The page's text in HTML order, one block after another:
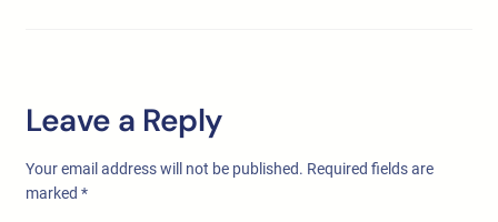
Leave a Reply
Your email address will not be published. Required fields are
marked *